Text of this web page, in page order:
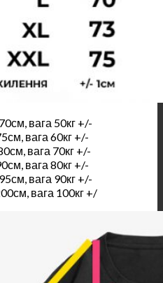
вага 50кг +/-
вага 60кг +/-
вага 70кг +/-
вага 80кг +/-
вага 90кг +/-
вага 100кг +/